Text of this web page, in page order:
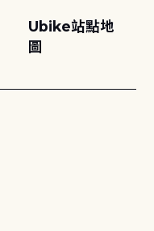
Ubike站點地
圖